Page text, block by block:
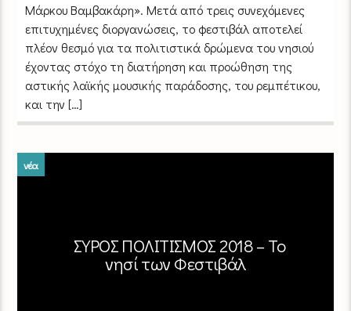
Μάρκου Βαμβακάρη». Μετά από τρεις συνεχόμενες
επιτυχημένες διοργανώσεις, το φεστιβάλ αποτελεί
πλέον θεσμό για τα πολιτιστικά δρώμενα του νησιού
έχοντας στόχο τη διατήρηση και προώθηση της
αστικής λαϊκής μουσικής παράδοσης, του ρεμπέτικου,
και την […]
νέα
ΣΥΡΟΣ ΠΟΛΙΤΙΣΜΟΣ 2018 – Το
νησί των Φεστιβάλ